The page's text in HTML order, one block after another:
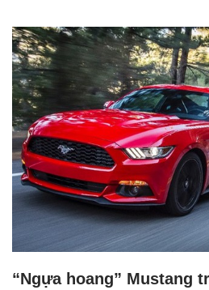
“Ngựa hoang” Mustang